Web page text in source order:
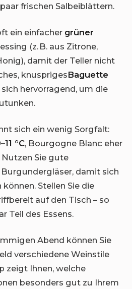
frischen Salbeiblättern.
ein einfacher grüner
(z. B. aus Zitrone,
damit der Teller nicht
knusprigesBaguette
hervorragend, um die
sich ein wenig Sorgfalt:
°C, Bourgogne Blanc eher
Nutzen Sie gute
damit sich
Stellen Sie die
auf den Tisch – so
Teil des Essens.
Abend können Sie
verschiedene Weinstile
zeigt Ihnen, welche
besonders gut zu Ihrem